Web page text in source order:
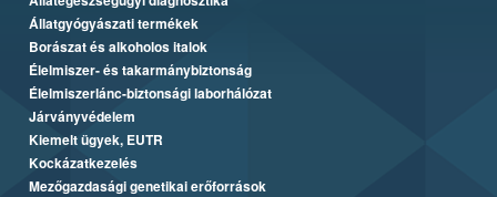
Állatgyógyászati termékek
Borászat és alkoholos italok
Élelmiszer- és takarmánybiztonság
Élelmiszerlánc-biztonsági laborhálózat
Járványvédelem
Kiemelt ügyek, EUTR
Kockázatkezelés
Mezőgazdasági genetikai erőforrások